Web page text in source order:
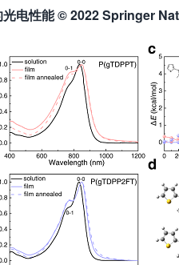
电性能© 2022 Springer